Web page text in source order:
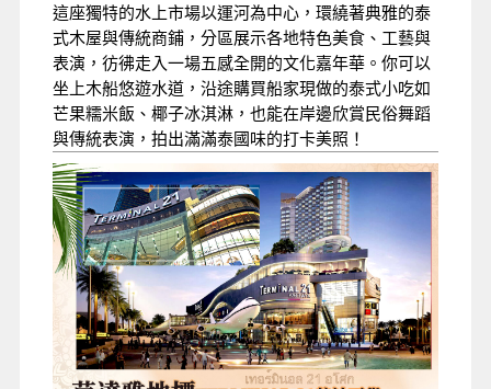
這座獨特的水上市場以運河為中心，環繞著典雅的泰
式木屋與傳統商鋪，分區展示各地特色美食、工藝與
表演，彷彿走入一場五感全開的文化嘉年華。你可以
坐上木船悠遊水道，沿途購買船家現做的泰式小吃如
芒果糯米飯、椰子冰淇淋，也能在岸邊欣賞民俗舞蹈
與傳統表演，拍出滿滿泰國味的打卡美照！